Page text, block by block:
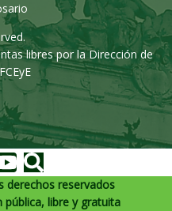
libres por la Dirección de
derechos reservados
pública, libre y gratuita